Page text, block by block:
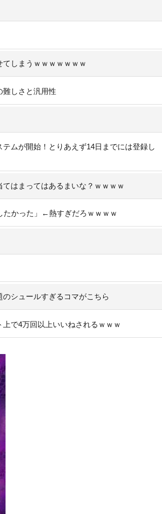
てしまうｗｗｗｗｗｗｗ
難しさと汎用性
ムが開始！とりあえず14日までには登録し
はまってはあるまいな？ｗｗｗｗ
たかった」←熱すぎだろｗｗｗｗ
シュールすぎるコマがこちら
で4万回以上いいねされるｗｗｗ